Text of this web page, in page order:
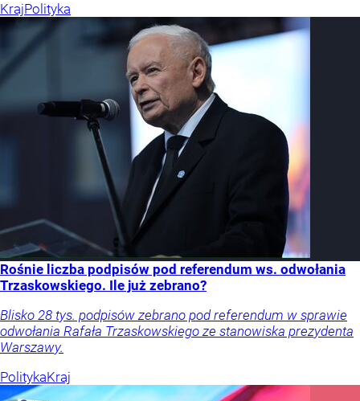
KrajPolityka
Rośnie liczba podpisów pod referendum ws. odwołania
Trzaskowskiego. Ile już zebrano?
Blisko 28 tys. podpisów zebrano pod referendum w sprawie
odwołania Rafała Trzaskowskiego ze stanowiska prezydenta
Warszawy.
PolitykaKraj